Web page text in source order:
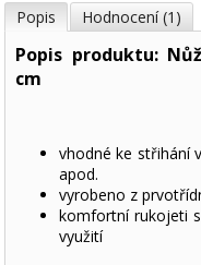
Popis Hodnocení (1)
Popis produktu:
cm
vhodné ke střihání
apod.
vyrobeno z
komfortní rukojeti
využití